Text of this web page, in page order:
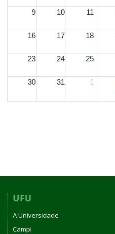
9 10 11
16 17 18
23 24 25
30 31 1
UFU
A Universidade
Campi